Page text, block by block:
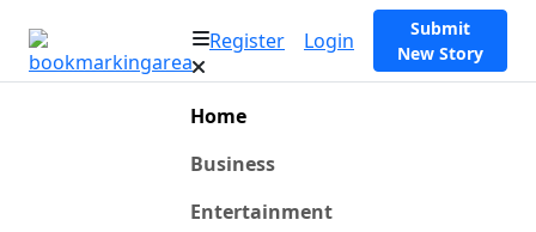
Register Login
Submit
New Story
Home
Business
Entertainment